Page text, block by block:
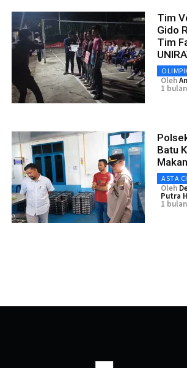
Tim
Gido
Tim
Oleh
1
Batu
ASTA
Oleh
Putra
1